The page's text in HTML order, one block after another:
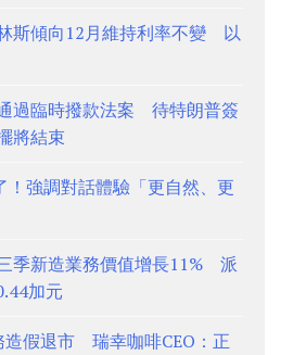
斯傾向12月維持利率不變 以
過臨時撥款法案 待特朗普簽
將結束
！強調對話體驗「更自然、更
季新造業務價值增長11% 派
加元
造假退市 瑞幸咖啡CEO：正